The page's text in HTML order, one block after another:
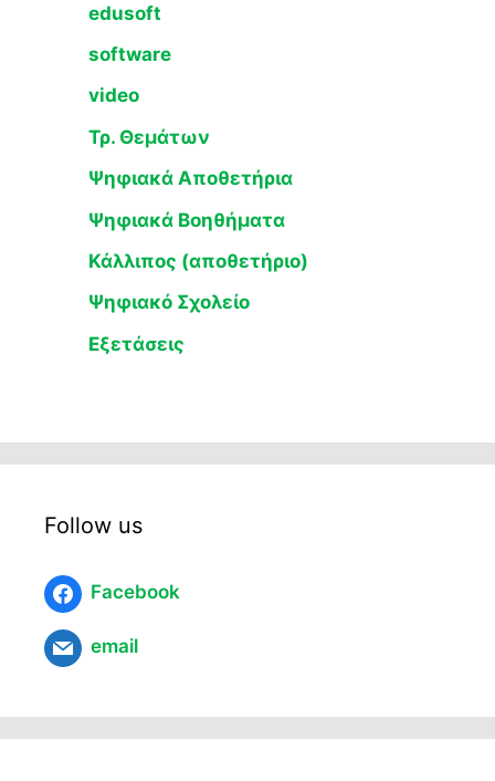
edusoft
software
video
Τρ. Θεμάτων
Ψηφιακά Αποθετήρια
Ψηφιακά Βοηθήματα
Κάλλιπος (αποθετήριο)
Ψηφιακό Σχολείο
Εξετάσεις
Follow us
Facebook
email